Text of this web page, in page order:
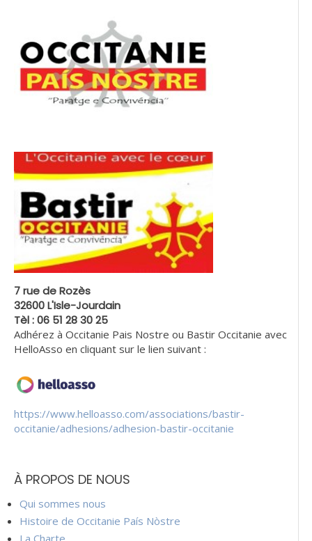
7 rue de Rozès
32600 L'Isle-Jourdain
Tèl : 06 51 28 30 25
Adhérez à Occitanie Pais Nostre ou Bastir Occitanie avec
HelloAsso en cliquant sur le lien suivant :
https://www.helloasso.com/associations/bastir-
occitanie/adhesions/adhesion-bastir-occitanie
À PROPOS DE NOUS
Qui sommes nous
Histoire de Occitanie País Nòstre
La Charte